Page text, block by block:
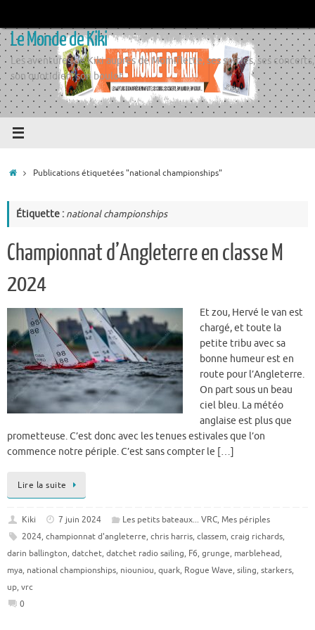
contenu
Le Monde de Kiki
Les aventures de Kiki auprès de Momiflette, ses sorties, ses concerts,
son quotidien, son boulot
AccueilPublications étiquetées "national championships"
Étiquette : national championships
Championnat d’Angleterre en classe M
2024
Et zou, Hervé le van est
chargé, et toute la
petite tribu avec sa
bonne humeur est en
route pour l’Angleterre.
On part sous un beau
ciel bleu. La météo
anglaise est plus que
prometteuse. C’est donc avec les tenues estivales que l’on
commence notre périple. C’est sans compter le […]
Lire la suite
Kiki 7 juin 2024 Les petits bateaux... VRC, Mes périples
2024, championnat d'angleterre, chris harris, classem, craig richards,
darin ballington, datchet, datchet radio sailing, F6, grunge, marblehead,
mya, national championships, niouniou, quark, Rogue Wave, siling, starkers,
up, vrc
0